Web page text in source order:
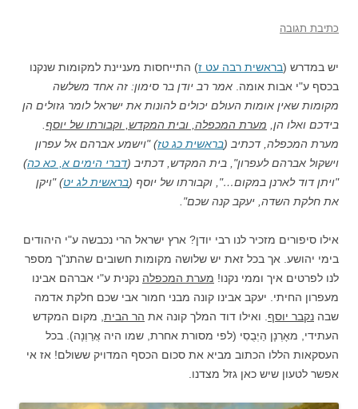
כתיבת תגובה
יש במדרש (בראשית רבה עט ז) התייחסות מעניינת למקומות שנקנו
בכסף ע"י אבות אומה. אמר רב יודן בר סימון: זה אחד משלשה
מקומות שאין אומות העולם יכולים להונות את ישראל לומר גזולים הן
בידכם ואלו הן, מערת המכפלה, ובית המקדש, וקבורתו של יוסף
מערת המכפלה, דכתיב (בראשית כג טז) "וישמע אברהם אל עפרון
וישקול אברהם לעפרון", בית המקדש, דכתיב (דברי הימים א, כא כה)
"ויתן דוד לארנן במקום…", וקבורתו של יוסף (בראשית לג יט) "ויקן
את חלקת השדה, יעקב קנה שכם".
אילו סיפורים מזכיר לנו רבי יודן? ארץ ישראל הרי נכבשה ע"י היהודים
בימי יהושע. אך בכל זאת יש שלושה מקומות חשובים שהתנ"ך מספר
לנו לפרטים איך וממי נקנו! מערת המכפלה נקנית ע"י אברהם אבינו
מעפרון החיתי. יעקב אבינו קונה מבני חמור אבי שכם חלקת אדמה
שבה נקבר יוסף . ואילו דוד המלך קונה את הר הבית , מקום המקדש
העתידי, מאָרְנָן הַיְבֻסִי (לפי מסורת אחרת, שמו היה אֲרַוְנָה). בכל
העסקאות הללו הכתוב מביא את סכום הכסף המדויק ששולם! אז אי
אפשר לטעון שיש כאן גזל מצדנו.